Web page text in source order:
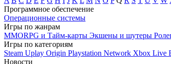
Программное обеспечение
Операционные системы
Игры по жанрам
MMORPG и Тайм-карты Экшены и шутеры
Игры по категориям
Steam Uplay Origin Playstation Network Xbox Live
Новости